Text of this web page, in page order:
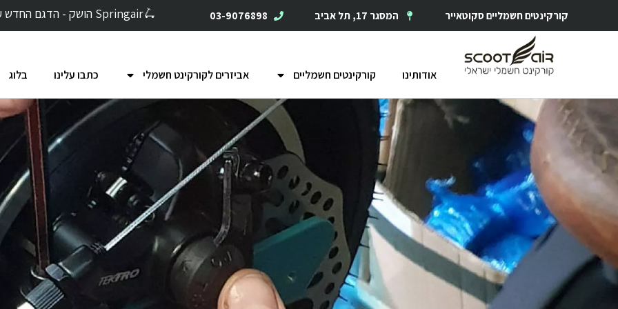
קורקינטים חשמליים סקוטאייר המסגר 17, תל אביב 03-9076898 🛴Springair הושק - הדגם החדש עם בולמי זעזועים
אודותינו קורקינטים חשמליים אביזרים לקורקינט חשמלי כתבו עלינו בלוג